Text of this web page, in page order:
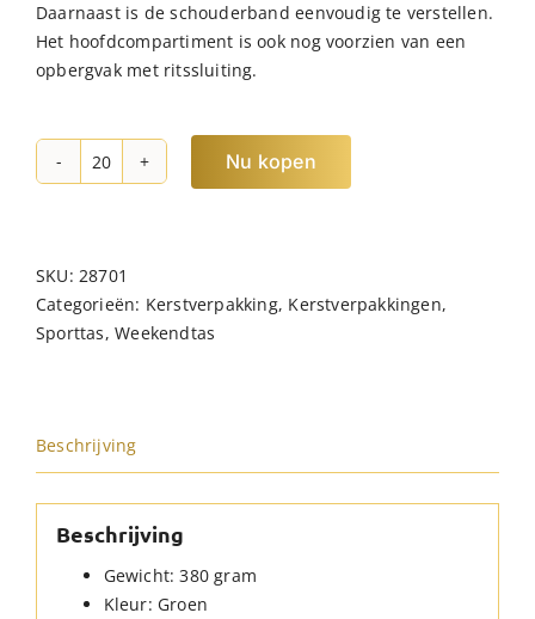
Daarnaast is de schouderband eenvoudig te verstellen.
Het hoofdcompartiment is ook nog voorzien van een
opbergvak met ritssluiting.
NORLÄNDER
hoeveelheid
Nu kopen
SKU:28701
Categorieën: Kerstverpakking, Kerstverpakkingen,
Sporttas,Weekendtas
Beschrijving
Beschrijving
Gewicht: 380 gram
Kleur: Groen